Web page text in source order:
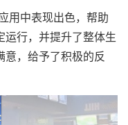
中表现出色，帮助
行，并提升了整体生
，给予了积极的反